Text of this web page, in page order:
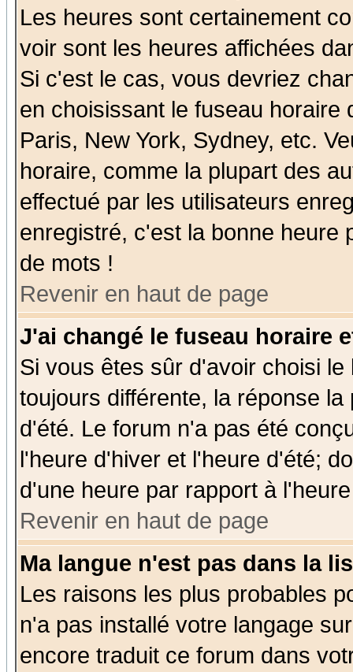
Les heures sont certainement
voir sont les heures affichées
Si c'est le cas, vous devriez
en choisissant le fuseau
Paris, New York, Sydney, etc.
horaire, comme la plupart des
effectué par les utilisateurs
enregistré, c'est la bonne heure
de mots !
Revenir en haut de page
J'ai changé le fuseau horaire
Si vous êtes sûr d'avoir choisi
toujours différente, la réponse
d'été. Le forum n'a pas été
l'heure d'hiver et l'heure d'été;
d'une heure par rapport à
Revenir en haut de page
Ma langue n'est pas dans la
Les raisons les plus probables
n'a pas installé votre langage
encore traduit ce forum dans